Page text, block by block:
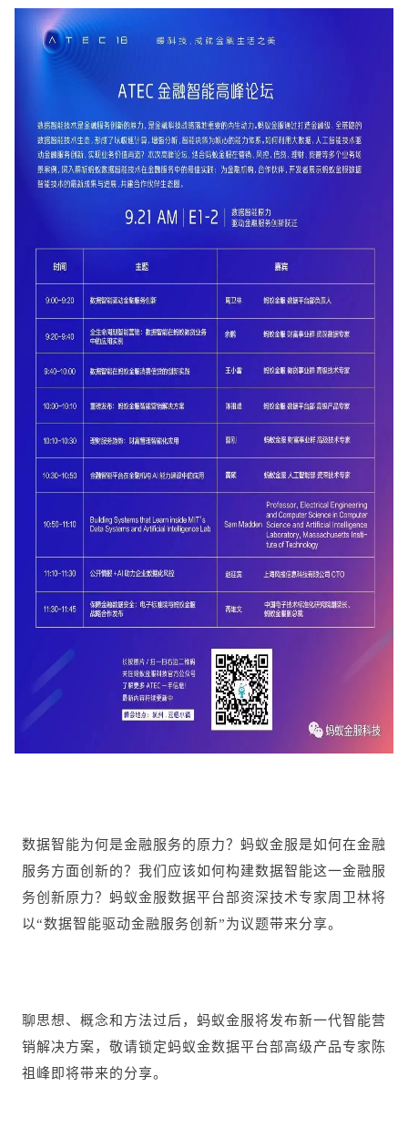
数据智能为何是金融服务的原力？蚂蚁金服是如何在金融
服务方面创新的？我们应该如何构建数据智能这一金融服
务创新原力？蚂蚁金服数据平台部资深技术专家周卫林将
以“数据智能驱动金融服务创新”为议题带来分享。
聊思想、概念和方法过后，蚂蚁金服将发布新一代智能营
销解决方案，敬请锁定蚂蚁金数据平台部高级产品专家陈
祖 峰即将带来的分享。